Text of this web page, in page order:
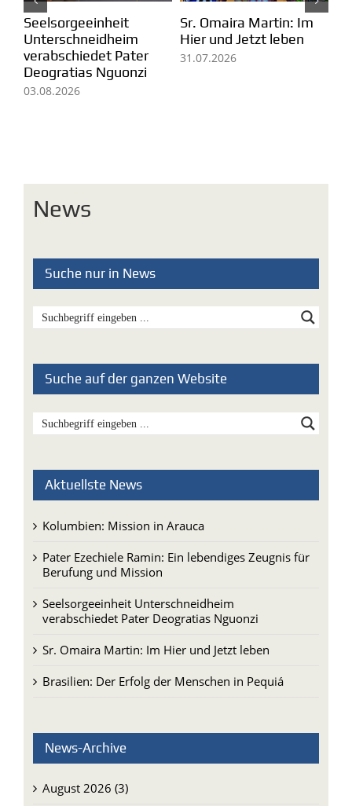
Brasilien: Der Erfolg der
Menschen in Pequiá
29.07.2026
Kolumbien: Mission in
Arauca
07.08.2026
Kolumbien: Mission in Arauca
Pater Ezechiele Ramin: Ein lebendiges Zeugnis für
Seelsorgeeinheit Unterschneidheim
verabschiedet Pater Deogratias Nguonzi
Sr. Omaira Martin: Im Hier und Jetzt leben
Brasilien: Der Erfolg der Menschen in Pequiá
August 2026 (3)
Juli 2026 (14)